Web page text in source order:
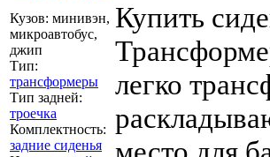
Кузов: минивэн,
микроавтобус,
джип
Тип:
трансформеры
Тип задней:
троечка
Комплектность:
задние сиденья
Купить
легко